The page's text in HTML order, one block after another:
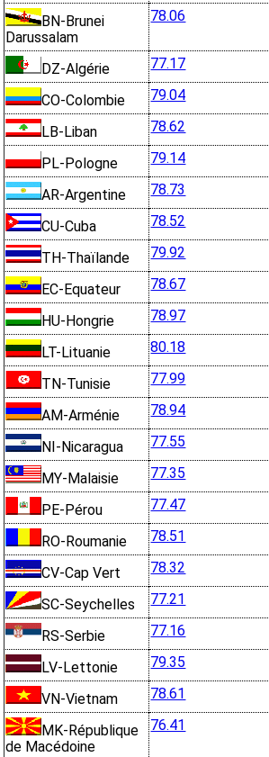
BN-Brunei
Darussalam
78.06
DZ-Algérie 77.17
CO-Colombie 79.04
LB-Liban 78.62
PL-Pologne 79.14
AR-Argentine 78.73
CU-Cuba 78.52
TH-Thaïlande 79.92
EC-Equateur 78.67
HU-Hongrie 78.97
LT-Lituanie 80.18
TN-Tunisie 77.99
AM-Arménie 78.94
NI-Nicaragua 77.55
MY-Malaisie 77.35
PE-Pérou 77.47
RO-Roumanie 78.51
CV-Cap Vert 78.32
SC-Seychelles 77.21
RS-Serbie 77.16
LV-Lettonie 79.35
VN-Vietnam 78.61
MK-République
de Macédoine
76.41